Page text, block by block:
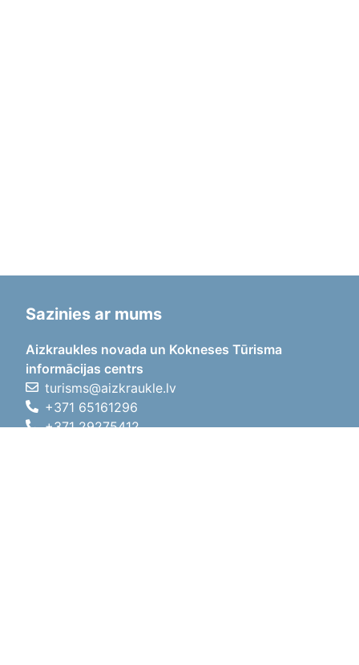
Sazinies ar mums
Aizkraukles novada un Kokneses Tūrisma
informācijas centrs
turisms@aizkraukle.lv
+371 65161296
+371 29275412